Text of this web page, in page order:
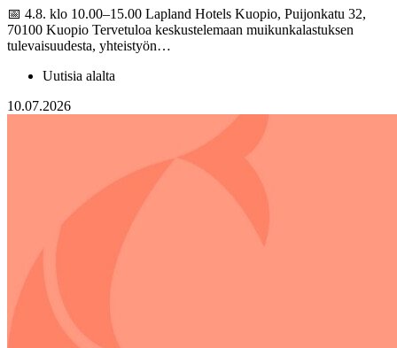
📅 4.8. klo 10.00–15.00 Lapland Hotels Kuopio, Puijonkatu 32,
70100 Kuopio Tervetuloa keskustelemaan muikunkalastuksen
tulevaisuudesta, yhteistyön…
Uutisia alalta
10.07.2026